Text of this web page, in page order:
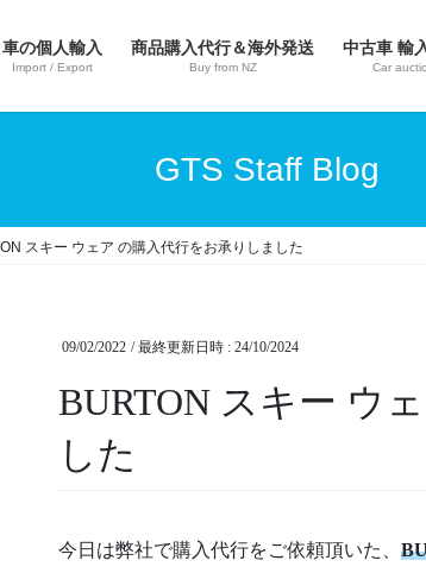
車の個人輸入
Import / Export
商品購入代行＆海外発送
Buy from NZ
中古車 輸
Car
GTS Staff Blog
スキー ウェア の購入代行をお承りしました
09/02/2022 / 最終更新日時 : 24/10/2024
BURTON スキー ウ
した
今日は弊社で購入代行をご依頼頂いた、